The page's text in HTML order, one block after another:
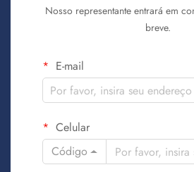
Nosso representante entrará em
breve.
E-mail
Celular
Código